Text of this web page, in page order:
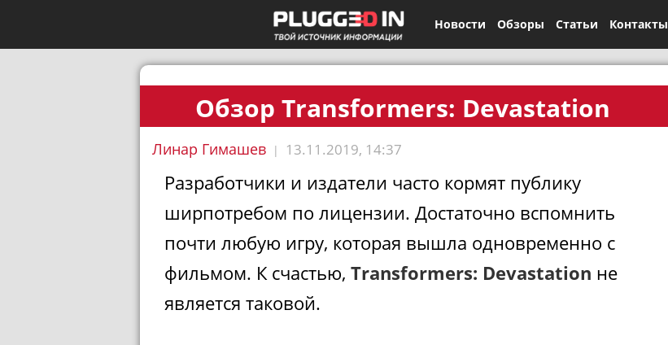
Новости Обзоры Статьи Контакты
Обзор Transformers: Devastation
Линар Гимашев | 13.11.2019, 14:37
Разработчики и издатели часто кормят публику
ширпотребом по лицензии. Достаточно вспомнить
почти любую игру, которая вышла одновременно с
фильмом. К счастью, Transformers: Devastation не
является таковой.